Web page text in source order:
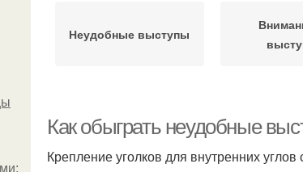
Неудобные выступы
Как обыграть неудобные
Крепление уголков для внутренних